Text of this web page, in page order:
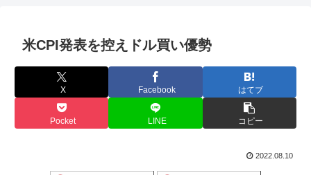
米CPI発表を控えドル買い優勢
X Facebook はてブ
Pocket LINE コピー
2022.08.10